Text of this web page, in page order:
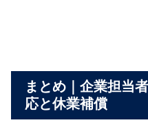
まとめ｜企業担当
応と休業補償